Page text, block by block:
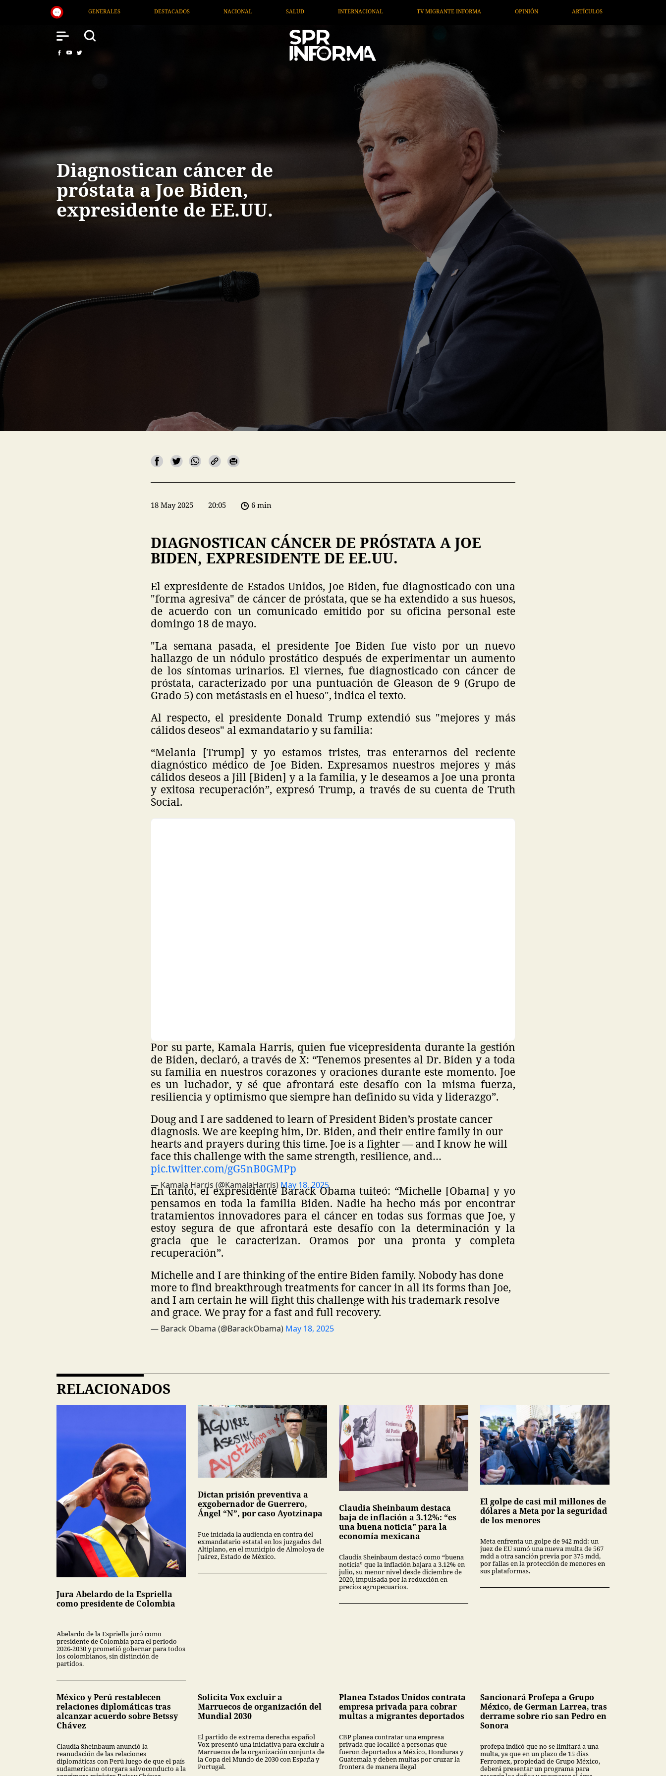
NACIONAL SALUD INTERNACIONAL TV MIGRANTE INFORMA OPINIÓN ARTÍCULOS ARTE / ENTRETENIMIENTO ECONOMÍA / NEGOCIOS
Diagnostican cáncer de
próstata a Joe Biden,
expresidente de EE.UU.
18 May 2025 20:05 6 min
DIAGNOSTICAN CÁNCER DE PRÓSTATA A JOE
BIDEN, EXPRESIDENTE DE EE.UU.
El expresidente de Estados Unidos, Joe Biden, fue diagnosticado con una
"forma agresiva" de cáncer de próstata, que se ha extendido a sus huesos,
de acuerdo con un comunicado emitido por su oficina personal este
domingo 18 de mayo.
"La semana pasada, el presidente Joe Biden fue visto por un nuevo
hallazgo de un nódulo prostático después de experimentar un aumento
de los síntomas urinarios. El viernes, fue diagnosticado con cáncer de
próstata, caracterizado por una puntuación de Gleason de 9 (Grupo de
Grado 5) con metástasis en el hueso", indica el texto.
Al respecto, el presidente Donald Trump extendió sus "mejores y más
cálidos deseos" al exmandatario y su familia:
“Melania [Trump] y yo estamos tristes, tras enterarnos del reciente
diagnóstico médico de Joe Biden. Expresamos nuestros mejores y más
cálidos deseos a Jill [Biden] y a la familia, y le deseamos a Joe una pronta
y exitosa recuperación”, expresó Trump, a través de su cuenta de Truth
Social.
Por su parte, Kamala Harris, quien fue vicepresidenta durante la gestión
de Biden, declaró, a través de X: “Tenemos presentes al Dr. Biden y a toda
su familia en nuestros corazones y oraciones durante este momento. Joe
es un luchador, y sé que afrontará este desafío con la misma fuerza,
resiliencia y optimismo que siempre han definido su vida y liderazgo”.
Doug and I are saddened to learn of President Biden’s prostate cancer
diagnosis. We are keeping him, Dr. Biden, and their entire family in our
hearts and prayers during this time. Joe is a fighter — and I know he will
face this challenge with the same strength, resilience, and…
pic.twitter.com/gG5nB0GMPp
— Kamala Harris (@KamalaHarris) May 18, 2025
En tanto, el expresidente Barack Obama tuiteó: “Michelle [Obama] y yo
pensamos en toda la familia Biden. Nadie ha hecho más por encontrar
tratamientos innovadores para el cáncer en todas sus formas que Joe, y
estoy segura de que afrontará este desafío con la determinación y la
gracia que le caracterizan. Oramos por una pronta y completa
recuperación”.
Michelle and I are thinking of the entire Biden family. Nobody has done
more to find breakthrough treatments for cancer in all its forms than Joe,
and I am certain he will fight this challenge with his trademark resolve
and grace. We pray for a fast and full recovery.
— Barack Obama (@BarackObama) May 18, 2025
RELACIONADOS
Jura Abelardo de la Espriella
como presidente de Colombia
Abelardo de la Espriella juró como
presidente de Colombia para el periodo
2026-2030 y prometió gobernar para todos
los colombianos, sin distinción de
partidos.
Dictan prisión preventiva a
exgobernador de Guerrero,
Ángel “N”, por caso Ayotzinapa
Fue iniciada la audiencia en contra del
exmandatario estatal en los juzgados del
Altiplano, en el municipio de Almoloya de
Juárez, Estado de México.
Claudia Sheinbaum destaca
baja de inflación a 3.12%: “es
una buena noticia” para la
economía mexicana
Claudia Sheinbaum destacó como “buena
noticia” que la inflación bajara a 3.12% en
julio, su menor nivel desde diciembre de
2020, impulsada por la reducción en
precios agropecuarios.
El golpe de casi mil millones de
dólares a Meta por la seguridad
de los menores
Meta enfrenta un golpe de 942 mdd: un
juez de EU sumó una nueva multa de 567
mdd a otra sanción previa por 375 mdd,
por fallas en la protección de menores en
sus plataformas.
México y Perú restablecen
relaciones diplomáticas tras
alcanzar acuerdo sobre Betssy
Chávez
Claudia Sheinbaum anunció la
reanudación de las relaciones
diplomáticas con Perú luego de que el país
sudamericano otorgara salvoconducto a la
Solicita Vox excluir a
Marruecos de organización del
Mundial 2030
El partido de extrema derecha español
Vox presentó una iniciativa para excluir a
Marruecos de la organización conjunta de
la Copa del Mundo de 2030 con España y
Portugal.
Planea Estados Unidos contrata
empresa privada para cobrar
multas a migrantes deportados
CBP planea contratar una empresa
privada que localicé a personas que
fueron deportados a México, Honduras y
Guatemala y deben multas por cruzar la
frontera de manera ilegal
Sancionará Profepa a Grupo
México, de German Larrea, tras
derrame sobre rio san Pedro en
Sonora
profepa indicó que no se limitará a una
multa, ya que en un plazo de 15 días
Ferromex, propiedad de Grupo México,
deberá presentar un programa para